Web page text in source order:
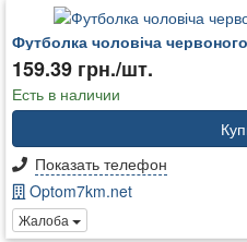
Футболка чоловіча
159.39 грн./шт.
Есть в наличии
Показать телефон
Optom7km.net
Жалоба